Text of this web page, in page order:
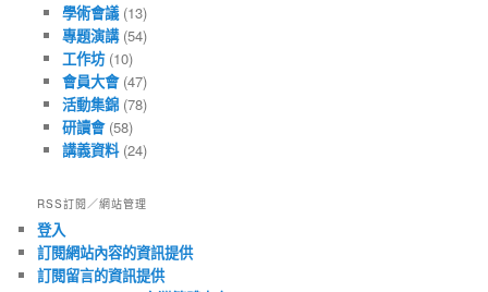
學術會議(13)
專題演講(54)
工作坊(10)
會員大會(47)
活動集錦(78)
研讀會(58)
講義資料(24)
RSS訂閱／網站管理
登入
訂閱網站內容的資訊提供
訂閱留言的資訊提供